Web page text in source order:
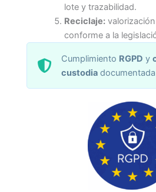
lote y trazabilidad.
Reciclaje:
conforme a la
Cumplimiento RGPD y
custodia